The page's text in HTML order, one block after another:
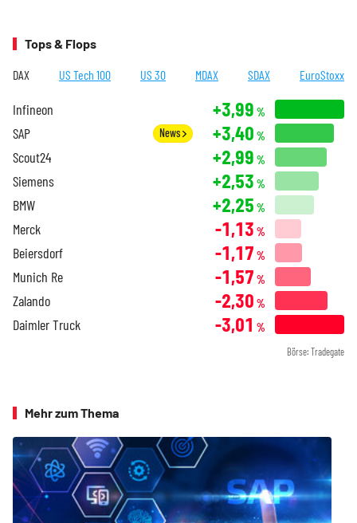
Tops & Flops
DAX US Tech 100 US 30 MDAX SDAX EuroStoxx
Infineon +3,99 %
SAP News +3,40 %
Scout24 +2,99 %
Siemens +2,53 %
BMW +2,25 %
Merck -1,13 %
Beiersdorf -1,17 %
Munich Re -1,57 %
Zalando -2,30 %
Daimler Truck -3,01 %
Börse: Tradegate
Mehr zum Thema